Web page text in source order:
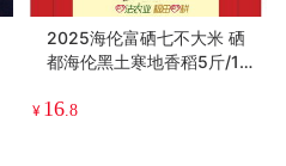
2025海伦富硒七不大米 硒
都海伦黑土寒地香稻5斤/10
田心耕恭献
¥ 16 .8